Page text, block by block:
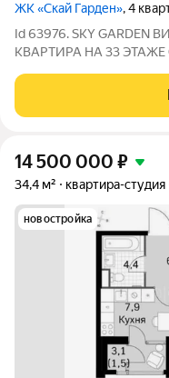
ЖК «Скай Гарден», 4
Id 63976. SKY GARDEN ВИДОВАЯ ЕВРО 2-КОМНАТНАЯ
КВАРТИРА НА 33
жилом комплексе
14 500 000 ₽
34,4 м² квартира-студия
новостройка